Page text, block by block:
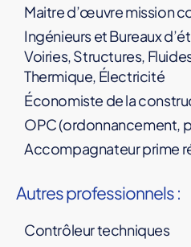
Maitre d’œuvre mission
Ingénieurs et Bureaux
Voiries, Structures,
Thermique, Électricité
Économiste de la
OPC (ordonnancement,
Accompagnateur prime
Autres professionnels :
Contrôleur techniques